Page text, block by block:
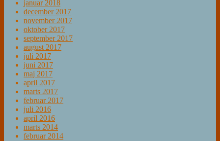
januar 2018
december 2017
november 2017
oktober 2017
september 2017
august 2017
juli 2017
juni 2017
maj 2017
april 2017
marts 2017
februar 2017
juli 2016
april 2016
marts 2014
februar 2014